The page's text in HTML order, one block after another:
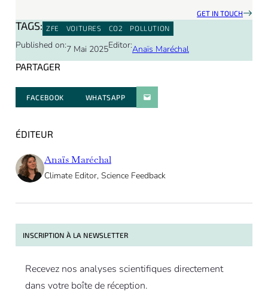
GET IN TOUCH
TAGS: ZFE VOITURES CO2 POLLUTION
Published on:7 Mai 2025Editor:Anaïs Maréchal
PARTAGER
FACEBOOK WHATSAPPPARATGER PAR E-MAIL
ÉDITEUR
Anaïs Maréchal
Climate Editor, Science Feedback
INSCRIPTION À LA NEWSLETTER
Recevez nos analyses scientifiques directement
dans votre boîte de réception.